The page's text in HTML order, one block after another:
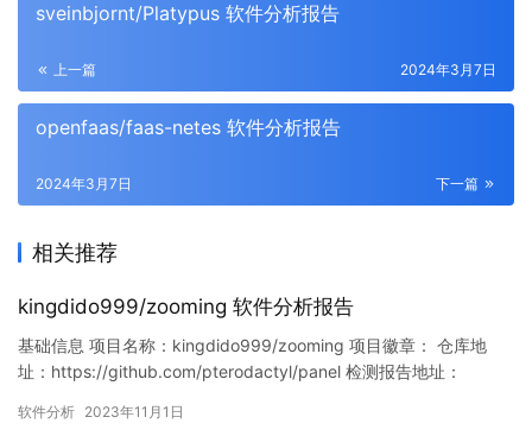
sveinbjornt/Platypus 软件分析报告
上一篇 2024年3月7日
openfaas/faas-netes 软件分析报告
下一篇
2024年3月7日
相关推荐
kingdido999/zooming 软件分析报告
基础信息 项目名称：kingdido999/zooming 项目徽章： 仓库地
址：https://github.com/pterodactyl/panel 检测报告地址：
6768/1719468136319287296 此报告由Murphysec提…
软件分析 2023年11月1日